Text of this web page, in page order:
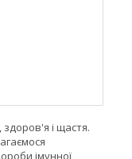
і щастя.